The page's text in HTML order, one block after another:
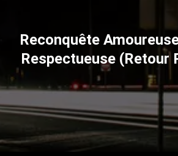
Reconquête
Respectueuse (Retour